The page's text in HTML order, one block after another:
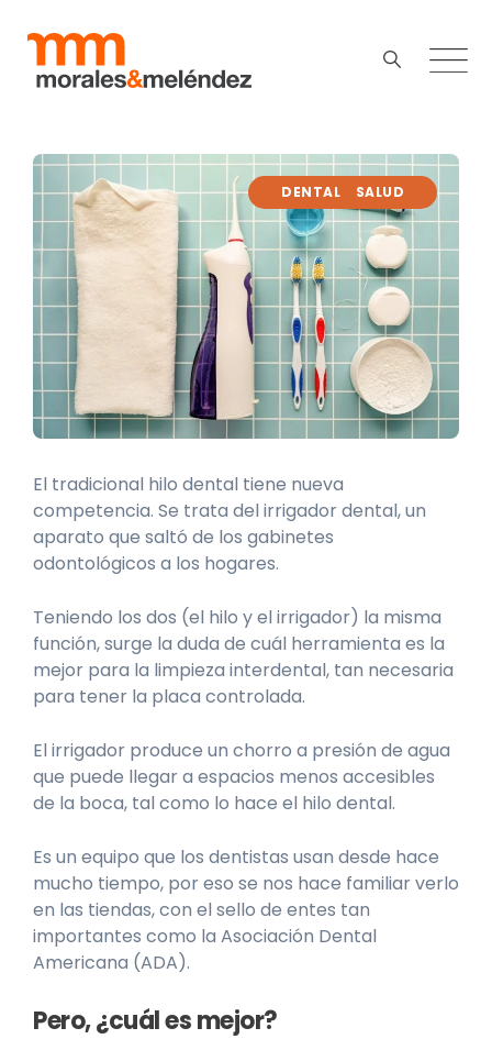
DENTAL SALUD
El tradicional hilo dental tiene nueva
competencia. Se trata del irrigador dental, un
aparato que saltó de los gabinetes
odontológicos a los hogares.
Teniendo los dos (el hilo y el irrigador) la misma
función, surge la duda de cuál herramienta es la
mejor para la limpieza interdental, tan necesaria
para tener la placa controlada.
El irrigador produce un chorro a presión de agua
que puede llegar a espacios menos accesibles
de la boca, tal como lo hace el hilo dental.
Es un equipo que los dentistas usan desde hace
mucho tiempo, por eso se nos hace familiar verlo
en las tiendas, con el sello de entes tan
importantes como la Asociación Dental
Americana (ADA).
Pero, ¿cuál es mejor?